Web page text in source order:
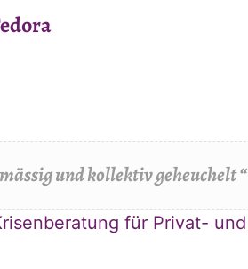
und kollektiv geheuchelt “
für Privat- und